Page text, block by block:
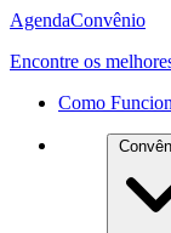
AgendaConvênio
Encontre os
Como